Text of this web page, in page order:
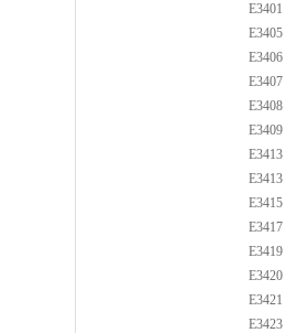
E3401
E3405
E3406
E3407
E3408
E3409
E3413
E3413
E3415
E3417
E3419
E3420
E3421
E3423